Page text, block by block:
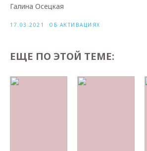
Галина Осецкая
17.03.2021 ОБ АКТИВАЦИЯХ
ЕЩЕ ПО ЭТОЙ ТЕМЕ: